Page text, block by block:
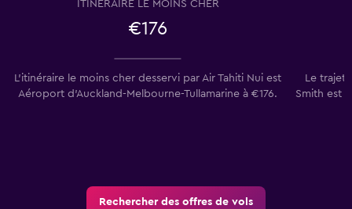
ITINÉRAIRE LE MOINS CHER
€176
L’itinéraire le moins cher desservi par Air Tahiti Nui est
Aéroport d'Auckland-Melbourne-Tullamarine à €176.
Le trajet
Smith est
Rechercher des offres de vols